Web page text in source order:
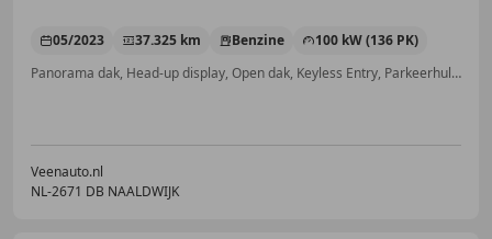
05/2023 37.325 km Benzine
100 kW (136 PK)
Panorama dak, Head-up display, Open dak, Keyless Entry, Parkeerhulp met camera, Navigatiesysteem, LED verlichting, Getinte ramen
Veenauto.nl
NL-2671 DB NAALDWIJK